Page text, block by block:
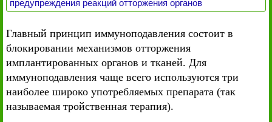
предупреждения реакций отторжения органов
Главный принцип иммуноподавления состоит в
блокировании механизмов отторжения
имплантированных органов и тканей. Для
иммуноподавления чаще всего используются три
наиболее широко употребляемых препарата (так
называемая тройственная терапия).